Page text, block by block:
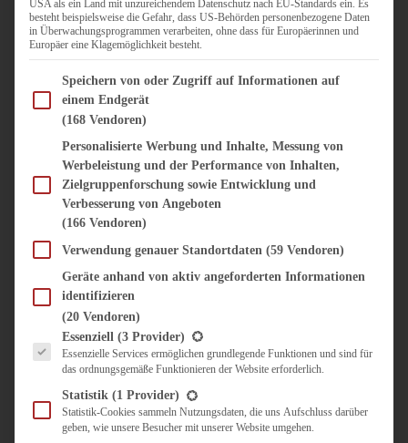
PIZZA, TARTES & QUICHES
REIS & RISOTTO
SALATE & SNACKS
SUPPENKASPEREIEN
VORSPEISEN
SÜSS & HERZHAFT
BROTAUFSTRICH
DIPS, SAUCEN, CHUTNEYS
KÜCHENGESCHENKE
UNTERWEGS
KULINARISCH UNTERWEGS
ÜBER MICH
USA als ein Land mit unzureichendem Datenschutz nach EU-Standards ein. Es
besteht beispielsweise die Gefahr, dass US-Behörden personenbezogene Daten
in Überwachungsprogrammen verarbeiten, ohne dass für Europäerinnen und
Europäer eine Klagemöglichkeit besteht.
Im Folgenden finden Sie eine Liste der Zwecke des IAB Transparency and Consent
Speichern von oder Zugriff auf Informationen auf
einem Endgerät
(168 Vendoren)
Personalisierte Werbung und Inhalte, Messung von
Werbeleistung und der Performance von Inhalten,
Zielgruppenforschung sowie Entwicklung und
Verbesserung von Angeboten
(166 Vendoren)
Verwendung genauer Standortdaten (59 Vendoren)
Geräte anhand von aktiv angeforderten Informationen
identifizieren
(20 Vendoren)
Es folgt eine Liste der Service-Gruppen, für die eine Einwilligung erteilt werden
Essenziell (3 Provider)
Essenzielle Services ermöglichen grundlegende Funktionen und sind für
das ordnungsgemäße Funktionieren der Website erforderlich.
Statistik (1 Provider)
Statistik-Cookies sammeln Nutzungsdaten, die uns Aufschluss darüber
geben, wie unsere Besucher mit unserer Website umgehen.